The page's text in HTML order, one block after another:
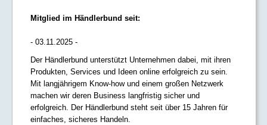
Mitglied im Händlerbund seit:
- 03.11.2025 -
Der Händlerbund unterstützt Unternehmen dabei, mit ihren
Produkten, Services und Ideen online erfolgreich zu sein.
Mit langjährigem Know-how und einem großen Netzwerk
machen wir deren Business langfristig sicher und
erfolgreich. Der Händlerbund steht seit über 15 Jahren für
einfaches, sicheres Handeln.